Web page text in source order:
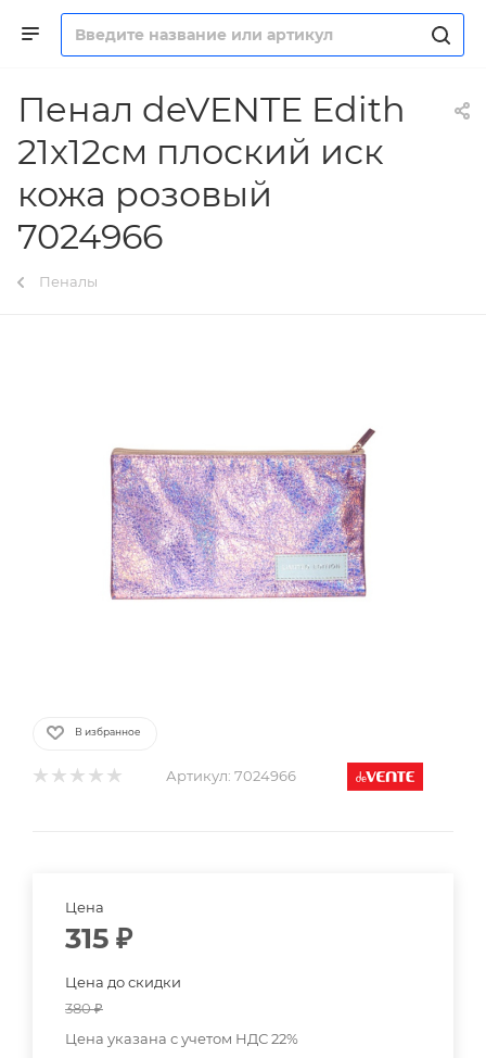
Пенал deVENTE Edith
21x12см плоский иск
кожа розовый
7024966
Пеналы
В избранное
Артикул: 7024966
Цена
315 ₽
Цена до скидки
380₽
Цена указана с учетом НДС 22%